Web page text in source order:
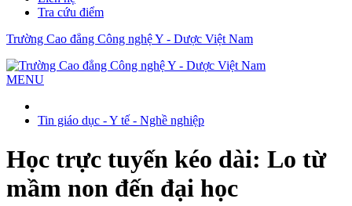
Tra cứu điểm
Trường Cao đẳng Công nghệ Y - Dược Việt Nam
MENU
Tin giáo dục - Y tế - Nghề nghiệp
Học trực tuyến kéo dài: Lo từ
mầm non đến đại học